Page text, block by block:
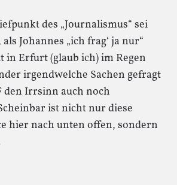
des „Journalismus“ sei
Johannes „ich frag‘ ja nur“
in Erfurt (glaub ich) im Regen
irgendwelche Sachen gefragt
den Irrsinn auch noch
ist nicht nur diese
hier nach unten offen, sondern